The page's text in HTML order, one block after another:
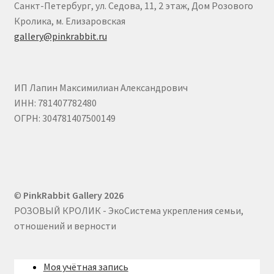
Екатерина Талдаева
Запылихин Дмитрий
Иукканен Дарья
Льдин Петр
Санкт-Петербург, ул. Седова, 11, 2 этаж, Дом Розового
Кролика, м. Елизаровская
gallery@pinkrabbit.ru
ИП Лапин Максимилиан Александрович
ИНН: 781407782480
ОГРН: 304781407500149
© PinkRabbit Gallery 2026
РОЗОВЫЙ КРОЛИК - ЭкоСистема укрепления семьи,
отношений и верности
Моя учётная запись